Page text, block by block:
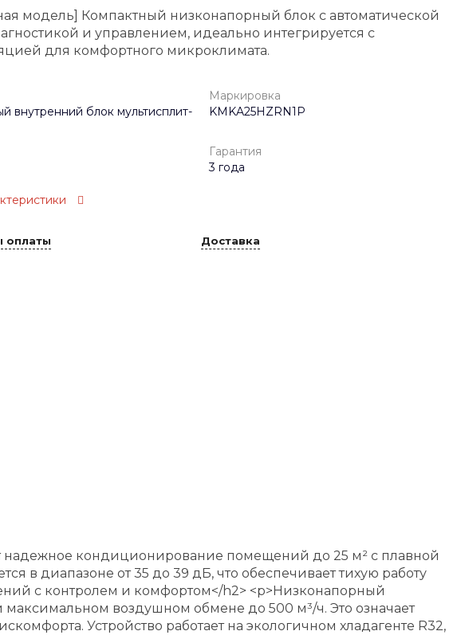
модель] Компактный низконапорный блок с автоматической
и управлением, идеально интегрируется с
для комфортного микроклимата.
внутренний блок мультисплит-
Маркировка
KMKA25HZRN1P
Гарантия
3 года
оплаты Доставка
надежное кондиционирование помещений до 25 м² с плавной
в диапазоне от 35 до 39 дБ, что обеспечивает тихую работу
с контролем и комфортом</h2> <p>Низконапорный
воздушном обмене до 500 м³/ч. Это означает
Устройство работает на экологичном хладагенте R32,